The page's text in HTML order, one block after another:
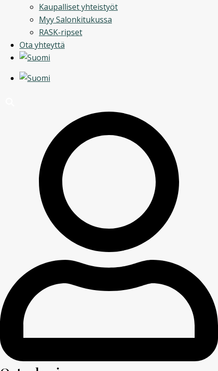
Kaupalliset yhteistyöt
Myy Salonkitukussa
RASK-ripset
Ota yhteyttä